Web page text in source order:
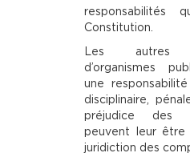
responsabilités
Constitution.
Les autres
d’organismes
une
disciplinaire,
préjudice des
peuvent leur être
juridiction des